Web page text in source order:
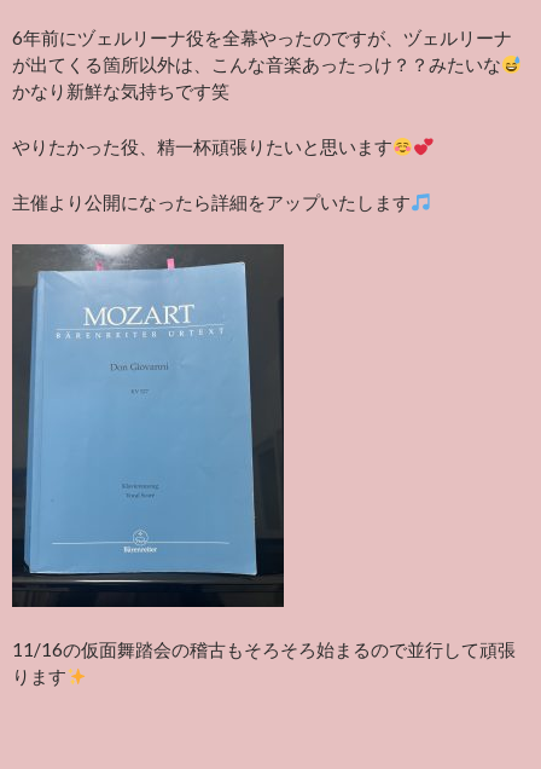
6年前にヅェルリーナ役を全幕やったのですが、ヅェルリーナ
が出てくる箇所以外は、こんな音楽あったっけ？？みたいな
かなり新鮮な気持ちです笑
やりたかった役、精一杯頑張りたいと思います
主催より公開になったら詳細をアップいたします
11/16の仮面舞踏会の稽古もそろそろ始まるので並行して頑張
ります